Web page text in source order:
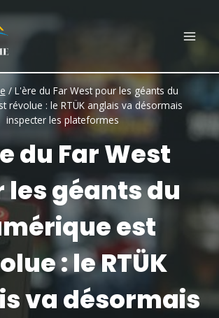
/L'ère du Far West pour les géants du
révolue : le RTÜK anglais va désormais
inspecter les plateformes
du Far West
les géants du
est
: le RTÜK
va désormais